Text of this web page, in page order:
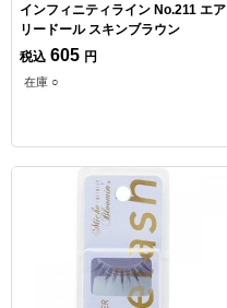
インフィニティライン No.211 エア
リードール スキンブラウン
税込 605 円
在庫 ○